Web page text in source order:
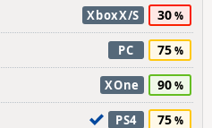
XboxX/S 30
PC 75
XOne 90
PS4 75